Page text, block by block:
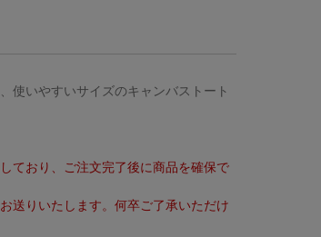
使いやすいサイズのキャンバストート
ており、ご注文完了後に商品を確保で
送りいたします。何卒ご了承いただけ